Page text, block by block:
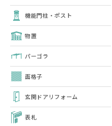
機能門柱・ポスト
物置
パーゴラ
面格子
玄関ドアリフォーム
表札